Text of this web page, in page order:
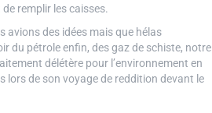
remplir les caisses.
avions des idées mais que hélas
du pétrole enfin, des gaz de schiste, notre
délétère pour l’environnement en
lors de son voyage de reddition devant le